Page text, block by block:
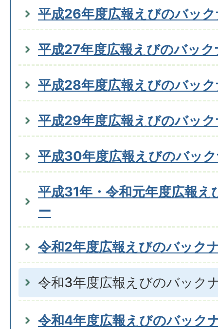
平成26年度広報えびのバッ
平成27年度広報えびのバッ
平成28年度広報えびのバッ
平成29年度広報えびのバッ
平成30年度広報えびのバッ
平成31年・令和元年度広報
ー
令和2年度広報えびのバック
令和3年度広報えびのバック
令和4年度広報えびのバック